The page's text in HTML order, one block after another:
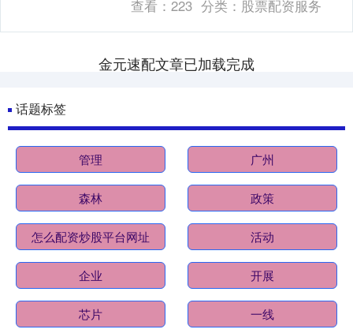
80%上调至100%....
查看：223 分类： 股票配资服务
金元速配文章已加载完成
话题标签
管理 广州
森林 政策
怎么配资炒股平台网址 活动
企业 开展
芯片 一线